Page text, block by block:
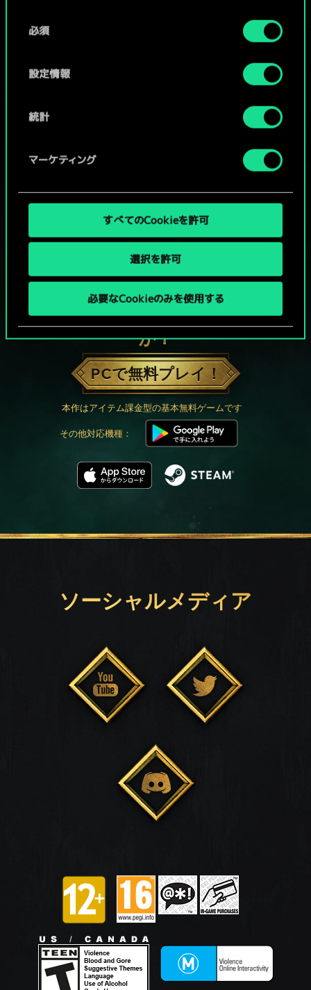
詳細は、下記の「設定」メニューでご確認ください。
必須
設定情報
統計
マーケティング
すべてのCookieを許可
選択を許可
必要なCookieのみを使用する
グウェントでひと勝負といかない
か？
PCで無料プレイ！
本作はアイテム課金型の基本無料ゲームです
その他対応機種：
ソーシャルメディア